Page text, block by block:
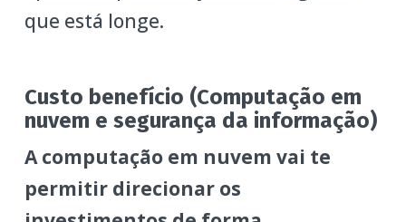
que está longe.
Custo benefício (Computação em
nuvem e segurança da informação)
A computação em nuvem vai te
permitir direcionar os